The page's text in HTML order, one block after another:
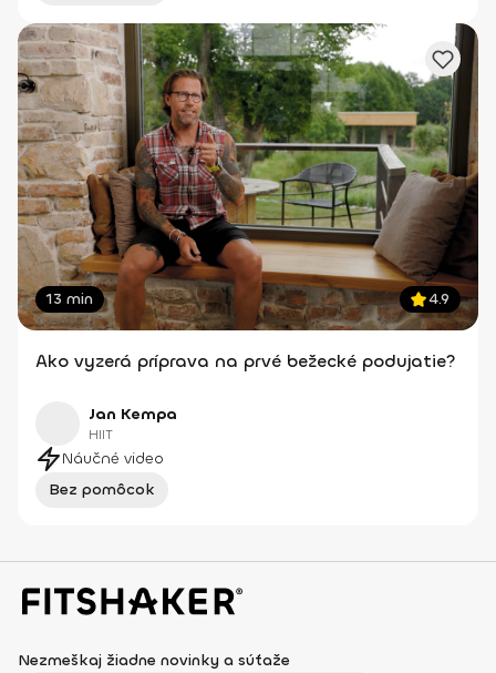
13 min 4.9
Ako vyzerá príprava na prvé bežecké podujatie?
Jan Kempa
HIIT
Náučné video
Bez pomôcok
Nezmeškaj žiadne novinky a súťaže